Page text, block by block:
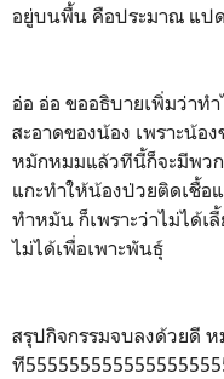
อยู่บนพื้น คือประมาณ แป
อ่อ อ่อ ขออธิบายเพิ่มว่าท
สะอาดของน้อง เพราะน้อ
หมักหมมแล้วทีนี้ก็จะมีพวก
แกะทำให้น้องป่วยติดเชื้อ
ทำหมัน ก็เพราะว่าไม่ได้เ
ไม่ได้เพื่อเพาะพันธุ์
สรุปกิจกรรมจบลงด้วยดี
ที